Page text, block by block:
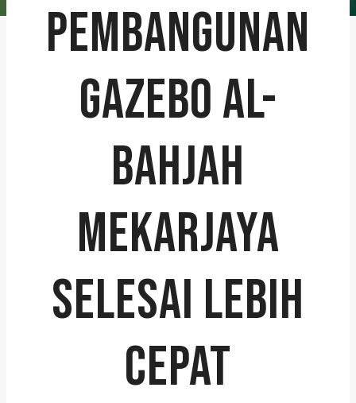
PEMBANGUNAN
GAZEBO AL-
BAHJAH
MEKARJAYA
SELESAI LEBIH
CEPAT